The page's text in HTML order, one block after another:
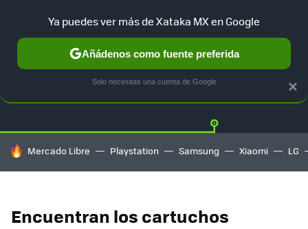
Twitter
HOY SE HABLA DE
Mercado Libre Playstation Samsung Xiaomi LG
Encuentran los cartuchos
×
Ya puedes ver más de Xataka MX en Google
Añádenos como fuente preferida
Solo necesitas una cuenta de Google